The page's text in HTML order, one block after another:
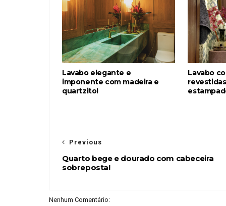
Lavabo elegante e
imponente com madeira e
quartzito!
Lavabo
Previous
Quarto bege e dourado com cabeceira
sobreposta!
Nenhum Comentário: